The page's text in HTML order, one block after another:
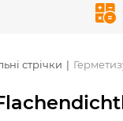
стрічки